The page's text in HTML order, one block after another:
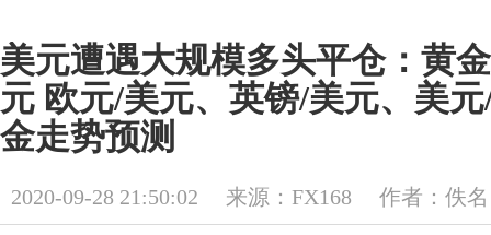
美元遭遇大规模多头平仓：黄
元 欧元/美元、英镑/美元、美
金走势预测
2020-09-28 21:50:02 来源：FX168 作者：佚名